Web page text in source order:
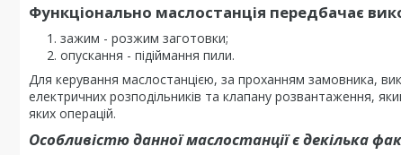
Функціонально маслостанція передбачає
зажим - розжим заготовки;
опускання - підіймання пили.
Для керування маслостанцією, за проханням замовника,
електричних розподільників та клапану розвантаження,
яких операцій.
Особливістю данної маслостанції є декілька